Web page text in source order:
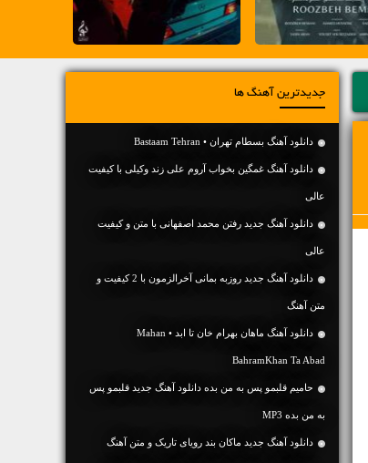
جدیدترین آهنگ ها
دانلود آهنگ بسطام تهران • Bastaam Tehran
دانلود آهنگ غمگین بخواب آروم علی زند وکیلی با کیفیت
عالی
دانلود آهنگ جديد رفتن محمد اصفهانی با متن و کیفیت
عالی
دانلود آهنگ جديد روزبه بمانی آخرالزمون با 2 کیفیت و
متن آهنگ
دانلود آهنگ ماهان بهرام خان تا ابد • Mahan
BahramKhan Ta Abad
حامیم قلبمو پس به من بده دانلود آهنگ جدید قلبمو پس
به من بده MP3
دانلود آهنگ جديد ماکان بند رویای تاریک و متن آهنگ